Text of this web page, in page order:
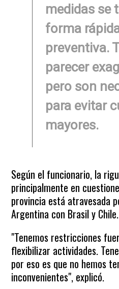
medidas se
forma
preventiva.
parecer
pero son
para evitar
mayores.
Según el funcionario, la
principalmente en
provincia está atravesada
Argentina con Brasil y Chile.
"Tenemos restricciones
flexibilizar actividades.
por eso es que no hemos
inconvenientes", explicó.